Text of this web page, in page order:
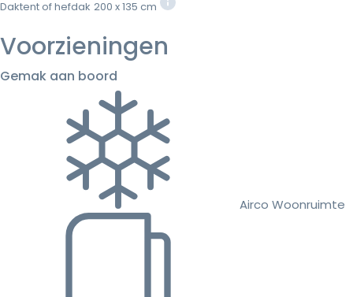
Daktent of hefdak 200 x 135 cm
Voorzieningen
Gemak aan boord
Airco Woonruimte